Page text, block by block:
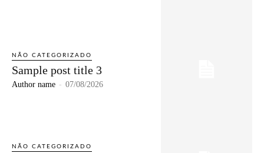
NÃO CATEGORIZADO
Sample post title 3
Author name - 07/08/2026
NÃO CATEGORIZADO